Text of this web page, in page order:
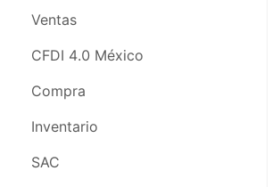
CFDI 4.0 México
Compras
Inventario
SAC
Análisis
Ventas
CFDI 4.0 México
Compra
Inventario
SAC